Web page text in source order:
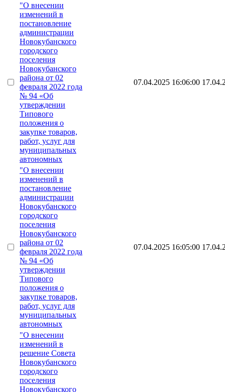
"О внесении
изменений в
постановление
администрации
Новокубанского
городского
поселения
Новокубанского
района от 02
февраля 2022 года
№ 94 «Об
утверждении
Типового
положения о
закупке товаров,
работ, услуг для
муниципальных
автономных
07.04.2025 16:06:00
"О внесении
изменений в
постановление
администрации
Новокубанского
городского
поселения
Новокубанского
района от 02
февраля 2022 года
№ 94 «Об
утверждении
Типового
положения о
закупке товаров,
работ, услуг для
муниципальных
автономных
07.04.2025 16:05:00
"О внесении
изменений в
решение Совета
Новокубанского
городского
поселения
Новокубанского